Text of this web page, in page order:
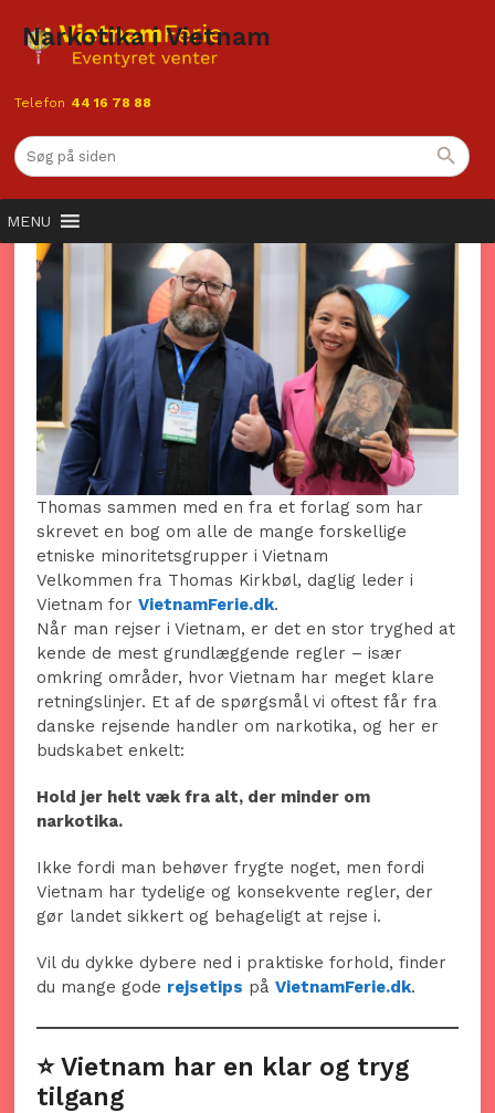
Telefon 44 16 78 88
MENU
Narkotika i Vietnam
Narkotika i Vietnam – Hvad skal
man vide som rejsende?
Thomas sammen med en fra et forlag som har
skrevet en bog om alle de mange forskellige
etniske minoritetsgrupper i Vietnam
Velkommen fra Thomas Kirkbøl, daglig leder i
Vietnam forVietnamFerie.dk.
Når man rejser i Vietnam, er det en stor tryghed at
kende de mest grundlæggende regler – især
omkring områder, hvor Vietnam har meget klare
retningslinjer. Et af de spørgsmål vi oftest får fra
danske rejsende handler om narkotika, og her er
budskabet enkelt:
Hold jer helt væk fra alt, der minder om
narkotika.
Ikke fordi man behøver frygte noget, men fordi
Vietnam har tydelige og konsekvente regler, der
gør landet sikkert og behageligt at rejse i.
Vil du dykke dybere ned i praktiske forhold, finder
du mange gode rejsetips påVietnamFerie.dk.
⭐ Vietnam har en klar og tryg
tilgang